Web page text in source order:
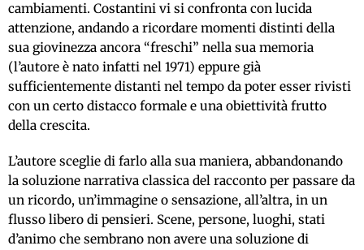
cambiamenti. Costantini vi si confronta con lucida
attenzione, andando a ricordare momenti distinti della
sua giovinezza ancora “freschi” nella sua memoria
(l’autore è nato infatti nel 1971) eppure già
sufficientemente distanti nel tempo da poter esser rivisti
con un certo distacco formale e una obiettività frutto
della crescita.
L’autore sceglie di farlo alla sua maniera, abbandonando
la soluzione narrativa classica del racconto per passare da
un ricordo, un’immagine o sensazione, all’altra, in un
flusso libero di pensieri. Scene, persone, luoghi, stati
d’animo che sembrano non avere una soluzione di